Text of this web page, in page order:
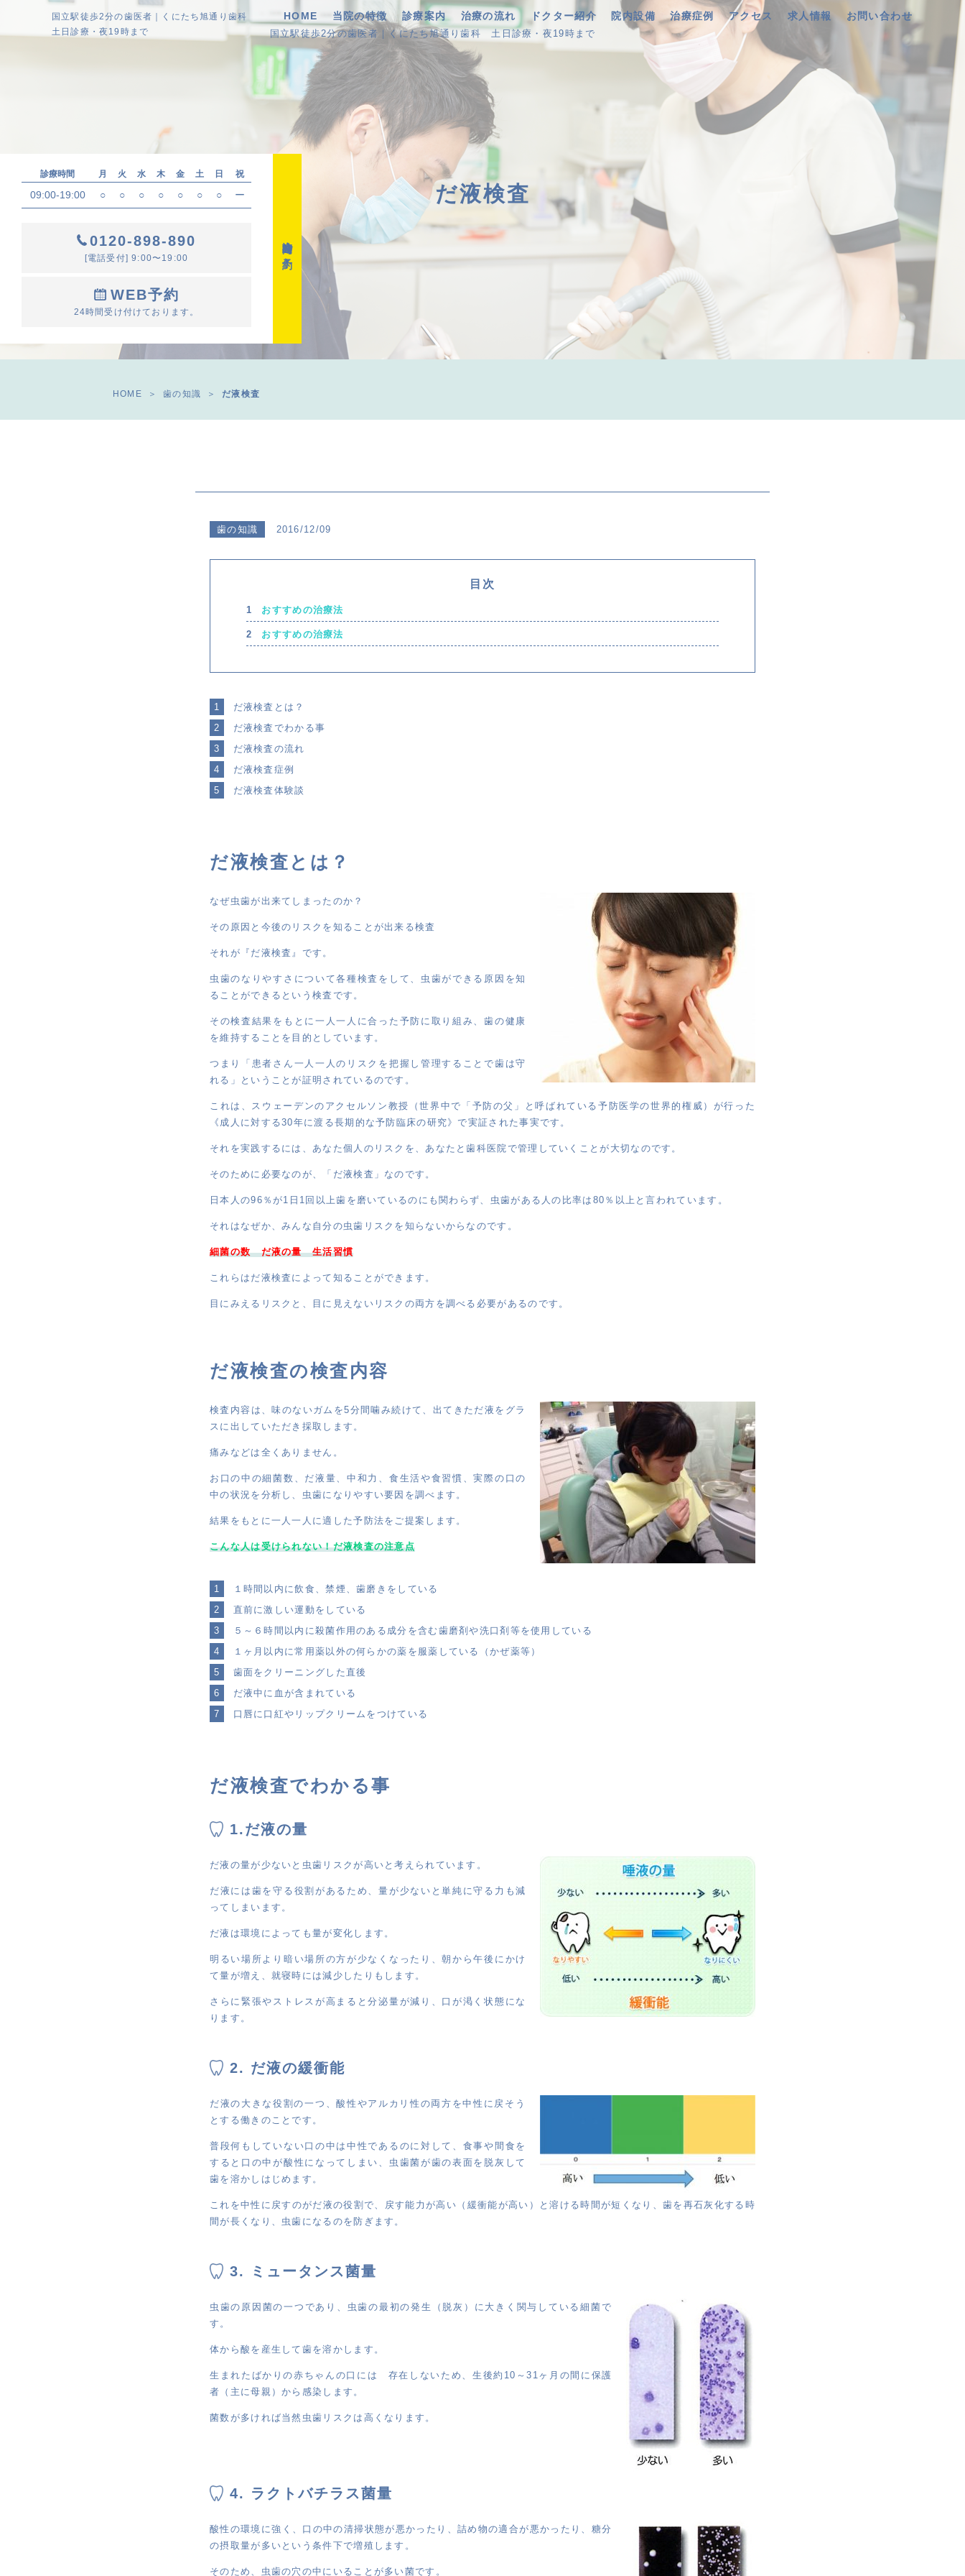
国立駅徒歩2分の歯医者｜くにたち旭通り歯科
土日診療・夜19時まで
HOME 当院の特徴 診療案内 治療の流れ ドクター紹介 院内設備 治療症例 アクセス 求人情報 お問い合わせ
国立駅徒歩2分の歯医者｜くにたち旭通り歯科土日診療・夜19時まで
診療時間 月 火 水 木 金 土 日 祝
09:00-19:00 ○ ○ ○ ○ ○ ○ ○ ー
0120-898-890
[電話受付] 9:00〜19:00
WEB予約
24時間受け付けております。
診療時間・ご予約
だ液検査
HOME 歯の知識 だ液検査
歯の知識 2016/12/09
目次
おすすめの治療法
おすすめの治療法
だ液検査とは？
だ液検査でわかる事
だ液検査の流れ
だ液検査症例
だ液検査体験談
だ液検査とは？
なぜ虫歯が出来てしまったのか？
その原因と今後のリスクを知ることが出来る検査
それが『だ液検査』です。
虫歯のなりやすさについて各種検査をして、虫歯ができる原因を知
ることができるという検査です。
その検査結果をもとに一人一人に合った予防に取り組み、歯の健康
を維持することを目的としています。
つまり「患者さん一人一人のリスクを把握し管理することで歯は守
れる」ということが証明されているのです。
これは、スウェーデンのアクセルソン教授（世界中で「予防の父」と呼ばれている予防医学の世界的権威）が行った
《成人に対する30年に渡る長期的な予防臨床の研究》で実証された事実です。
それを実践するには、あなた個人のリスクを、あなたと歯科医院で管理していくことが大切なのです。
そのために必要なのが、「だ液検査」なのです。
日本人の96％が1日1回以上歯を磨いているのにも関わらず、虫歯がある人の比率は80％以上と言われています。
それはなぜか、みんな自分の虫歯リスクを知らないからなのです。
細菌の数 だ液の量 生活習慣
これらはだ液検査によって知ることができます。
目にみえるリスクと、目に見えないリスクの両方を調べる必要があるのです。
だ液検査の検査内容
検査内容は、味のないガムを5分間噛み続けて、出てきただ液をグラ
スに出していただき採取します。
痛みなどは全くありません。
お口の中の細菌数、だ液量、中和力、食生活や食習慣、実際の口の
中の状況を分析し、虫歯になりやすい要因を調べます。
結果をもとに一人一人に適した予防法をご提案します。
こんな人は受けられない！だ液検査の注意点
１時間以内に飲食、禁煙、歯磨きをしている
直前に激しい運動をしている
５～６時間以内に殺菌作用のある成分を含む歯磨剤や洗口剤等を使用している
１ヶ月以内に常用薬以外の何らかの薬を服薬している（かぜ薬等）
歯面をクリーニングした直後
だ液中に血が含まれている
口唇に口紅やリップクリームをつけている
だ液検査でわかる事
1.だ液の量
だ液の量が少ないと虫歯リスクが高いと考えられています。
だ液には歯を守る役割があるため、量が少ないと単純に守る力も減
ってしまいます。
だ液は環境によっても量が変化します。
明るい場所より暗い場所の方が少なくなったり、朝から午後にかけ
て量が増え、就寝時には減少したりもします。
さらに緊張やストレスが高まると分泌量が減り、口が渇く状態にな
ります。
2. だ液の緩衝能
だ液の大きな役割の一つ、酸性やアルカリ性の両方を中性に戻そう
とする働きのことです。
普段何もしていない口の中は中性であるのに対して、食事や間食を
すると口の中が酸性になってしまい、虫歯菌が歯の表面を脱灰して
歯を溶かしはじめます。
これを中性に戻すのがだ液の役割で、戻す能力が高い（緩衝能が高い）と溶ける時間が短くなり、歯を再石灰化する時
間が長くなり、虫歯になるのを防ぎます。
3. ミュータンス菌量
虫歯の原因菌の一つであり、虫歯の最初の発生（脱灰）に大きく関与している細菌で
す。
体から酸を産生して歯を溶かします。
生まれたばかりの赤ちゃんの口には 存在しないため、生後約10～31ヶ月の間に保護
者（主に母親）から感染します。
菌数が多ければ当然虫歯リスクは高くなります。
4. ラクトバチラス菌量
酸性の環境に強く、口の中の清掃状態が悪かったり、詰め物の適合が悪かったり、糖分
の摂取量が多いという条件下で増殖します。
そのため、虫歯の穴の中にいることが多い菌です。